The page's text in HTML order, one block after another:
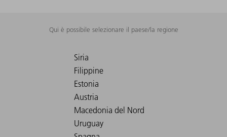
Qui è possibile selezionare il paese/la regione